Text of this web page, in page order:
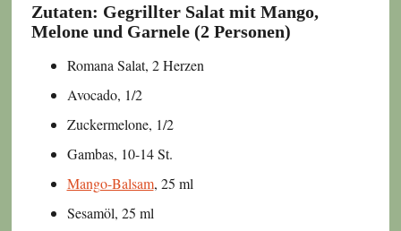
Zutaten: Gegrillter Salat mit Mango,
Melone und Garnele (2 Personen)
Romana Salat, 2 Herzen
Avocado, 1/2
Zuckermelone, 1/2
Gambas, 10-14 St.
Mango-Balsam, 25 ml
Sesamöl, 25 ml